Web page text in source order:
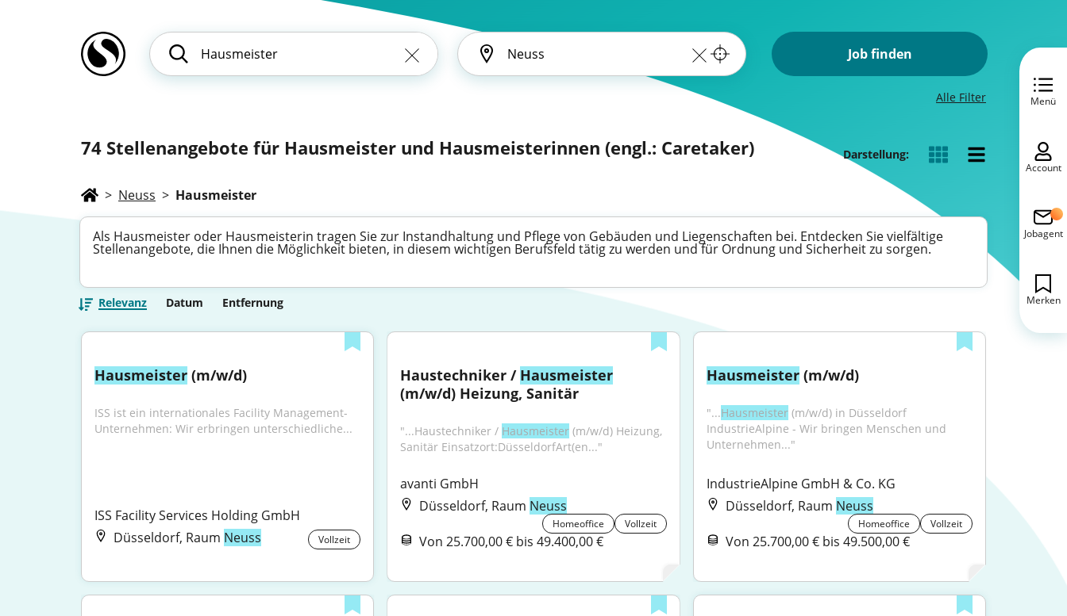
Job finden
Alle Filter
74 Stellenangebote für Hausmeister und Hausmeisterinnen (engl.: Caretaker) Darstellung:
> Neuss > Hausmeister
Als Hausmeister oder Hausmeisterin tragen Sie zur Instandhaltung und Pflege von Gebäuden und Liegenschaften bei. Entdecken Sie vielfältige
Stellenangebote, die Ihnen die Möglichkeit bieten, in diesem wichtigen Berufsfeld tätig zu werden und für Ordnung und Sicherheit zu sorgen.
Relevanz Datum Entfernung
Hausmeister (m/w/d)
ISS ist ein internationales Facility Management-
Unternehmen: Wir erbringen unterschiedliche...
ISS Facility Services Holding GmbH
Düsseldorf, Raum Neuss Vollzeit
Haustechniker / Hausmeister
(m/w/d) Heizung, Sanitär
"...Haustechniker / Hausmeister (m/w/d) Heizung,
Sanitär Einsatzort:DüsseldorfArt(en..."
avanti GmbH
Düsseldorf, Raum Neuss
Homeoffice Vollzeit
Von 25.700,00 € bis 49.400,00 €
Hausmeister (m/w/d)
"...Hausmeister (m/w/d) in Düsseldorf
IndustrieAlpine - Wir bringen Menschen und
Unternehmen..."
IndustrieAlpine GmbH & Co. KG
Düsseldorf, Raum Neuss
Homeoffice Vollzeit
Von 25.700,00 € bis 49.500,00 €
Menü
Account
Jobagent
Merken